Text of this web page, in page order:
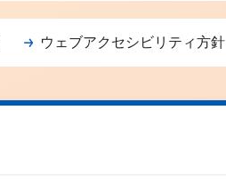
ウェブアクセシビリティ方針